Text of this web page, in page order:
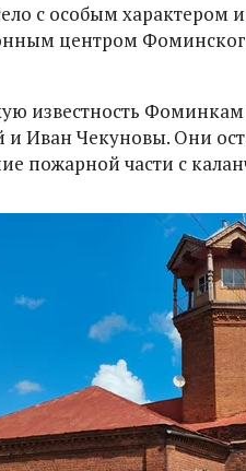
с особым характером и
центром
известность Фоминкам
и Иван Чекуновы. Они
пожарной части с